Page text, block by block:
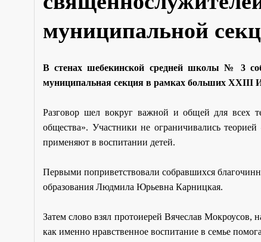
муниципальной
В стенах шебекинской средней школы № 3
муниципальная секция в рамках больших XXIII
Разговор шел вокруг важной и общей для всех
общества». Участники не ограничивались
применяют в воспитании детей.
Первыми поприветствовали собравшихся
образования Людмила Юрьевна Карницкая.
Затем слово взял протоиерей Вячеслав Мокроусов,
как именно нравственное воспитание в семье